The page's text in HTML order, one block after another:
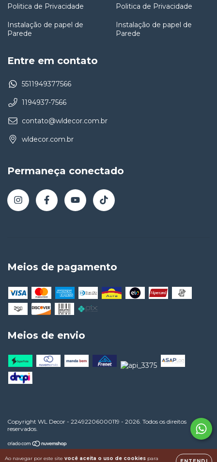
Ao navegar por este site você aceita o uso de cookies para
Politica de Privacidade
Instalação de papel de
Parede
Politica de Privacidade
Instalação de papel de
Parede
Entre em contato
5511949377566
1194937-7566
contato@wldecor.com.br
wldecor.com.br
Permaneça conectado
Meios de pagamento
Meios de envio
Copyright WL Decor - 22492206000119 - 2026. Todos os direitos
reservados.